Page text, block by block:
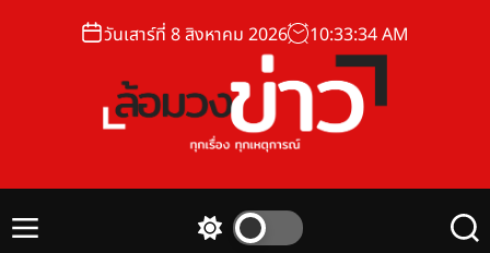
วันเสาร์ที่ 8 สิงหาคม 2026 10:33:35AM
อ
M S